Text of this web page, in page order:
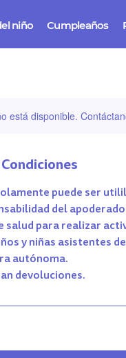
niño Cumpleaños
está disponible.
puede ser
del
salud para realizar
y niñas asistentes
autónoma.
devoluciones.